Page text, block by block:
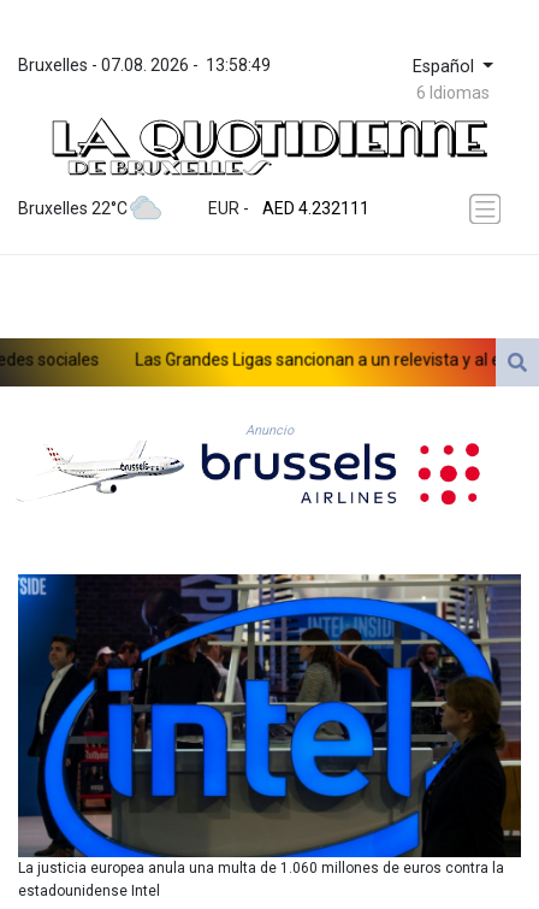
Bruxelles - 07.08. 2026 - 13:58:49 Español
6 Idiomas
Bruxelles 22°C EUR -
ZWL 371.065543
AED 4.232111
AFN 75.483338
ARS 1728.27314
AUD 1.637355
AZN 1.948129
BAM 1.956537
BBD 2.325376
BDT 142.913814
BMD 1.152379
BND 1.480393
BOB 13.964198
BRL 5.891306
BSD 1.154535
BTN 109.874896
BWP 15.61488
BYN 3.418287
BYR 22586.626891
BZD 2.321974
CAD 1.615497
CDF 2604.376508
sociales Las Grandes Ligas sancionan a un relevista y al
Anuncio
La justicia europea anula una multa de 1.060 millones de euros contra la
estadounidense Intel